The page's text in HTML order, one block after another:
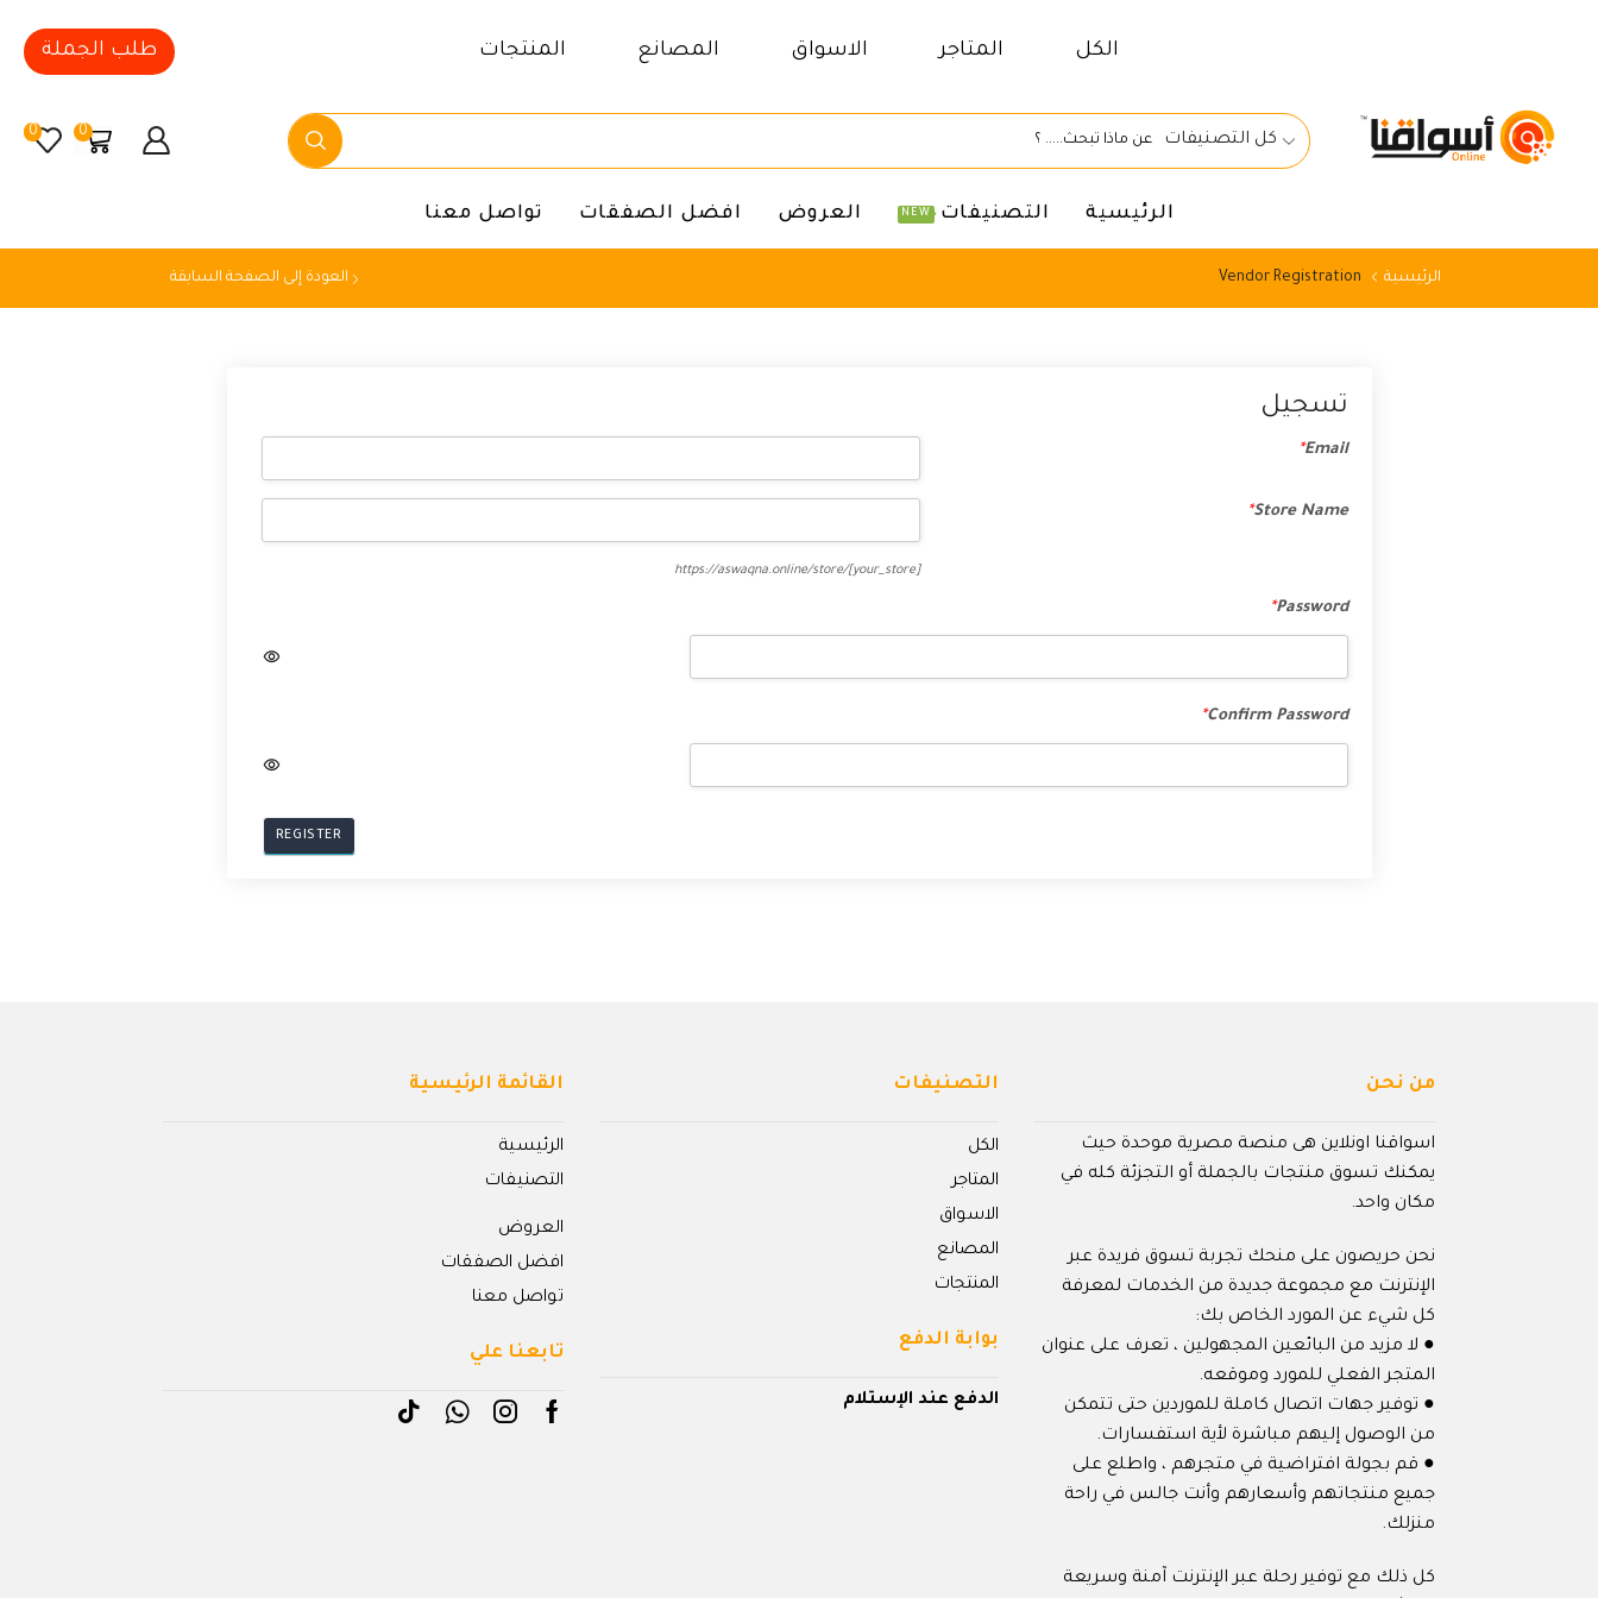
الكل المتاجر الاسواق المصانع المنتجات طلب الجملة
كل التصنيفات 0
0
الرئيسية التصنيفات NEW العروض افضل الصفقات تواصل معنا
العودة إلى الصفحة السابقة الرئيسية Vendor Registration
تسجيل
Email
*
Store Name
*
https://aswaqna.online/store/[your_store]
Password
*
Confirm Password
*
من نحن
اسواقنا اونلاين هى منصة مصرية موحدة حيث
يمكنك تسوق منتجات بالجملة أو التجزئة كله في
مكان واحد.
نحن حريصون على منحك تجربة تسوق فريدة عبر
الإنترنت مع مجموعة جديدة من الخدمات لمعرفة
كل شيء عن المورد الخاص بك:
● لا مزيد من البائعين المجهولين ، تعرف على عنوان
المتجر الفعلي للمورد وموقعه.
● توفير جهات اتصال كاملة للموردين حتى تتمكن
من الوصول إليهم مباشرة لأية استفسارات.
● قم بجولة افتراضية في متجرهم ، واطلع على
جميع منتجاتهم وأسعارهم وأنت جالس في راحة
منزلك.
كل ذلك مع توفير رحلة عبر الإنترنت آمنة وسريعة
التصنيفات
الكل
المتاجر
الاسواق
المصانع
المنتجات
بوابة الدفع
الدفع عند الإستلام
القائمة الرئيسية
الرئيسية
التصنيفات
العروض
افضل الصفقات
تواصل معنا
تابعنا علي